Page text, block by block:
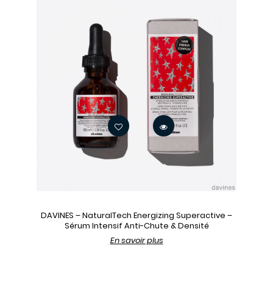
DAVINES – NaturalTech Energizing Superactive –
Sérum Intensif Anti-Chute & Densité
En savoir plus